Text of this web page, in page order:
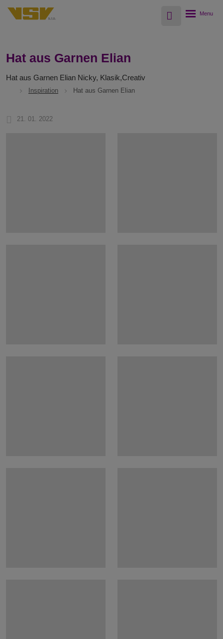
Vyhledávání
Rozbalení
Hat aus Garnen Elian
Hat aus Garnen Elian Nicky, Klasik,Creativ
Inspiration Hat aus Garnen Elian
21. 01. 2022